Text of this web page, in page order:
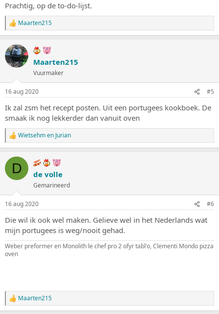
Prachtig, op de to-do-lijst.
W
a
r
d
e
i
n
g
e
n
:
Maarten215
Maarten215
Vuurmaker
16 aug 2020 #5
Ik zal zsm het recept posten. Uit een portugees kookboek. De
smaak ik nog lekkerder dan vanuit oven
W
a
r
e
i
n
g
e
n
:
Wietsehmen Jurian
D de volle
Gemarineerd
16 aug 2020 #6
Die wil ik ook wel maken. Gelieve wel in het Nederlands wat
mijn portugees is weg/nooit gehad.
Weber preformer en Monolith le chef pro 2 ofyr tabl'o, Clementi Mondo pizza
oven
W
a
Maarten215